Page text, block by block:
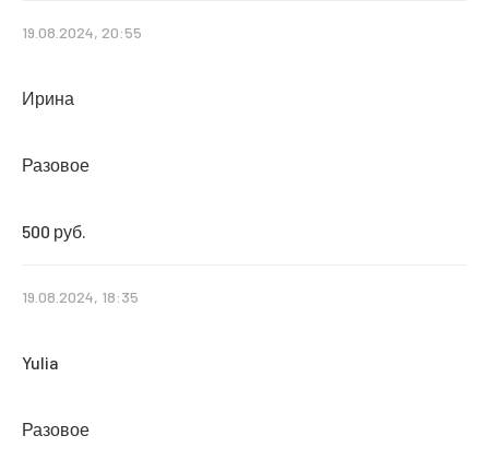
19.08.2024, 20:55
Ирина
Разовое
500 руб.
19.08.2024, 18:35
Yulia
Разовое